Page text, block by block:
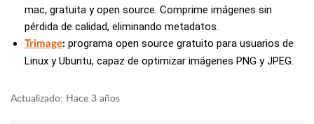
mac, gratuita y open source. Comprime imágenes sin
pérdida de calidad, eliminando metadatos.
Trimage: programa open source gratuito para usuarios de
Linux y Ubuntu, capaz de optimizar imágenes PNG y JPEG.
Actualizado: Hace 3 años